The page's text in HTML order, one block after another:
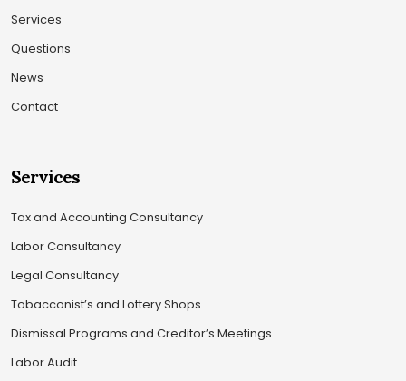
Services
Questions
News
Contact
Services
Tax and Accounting Consultancy
Labor Consultancy
Legal Consultancy
Tobacconist’s and Lottery Shops
Dismissal Programs and Creditor’s Meetings
Labor Audit